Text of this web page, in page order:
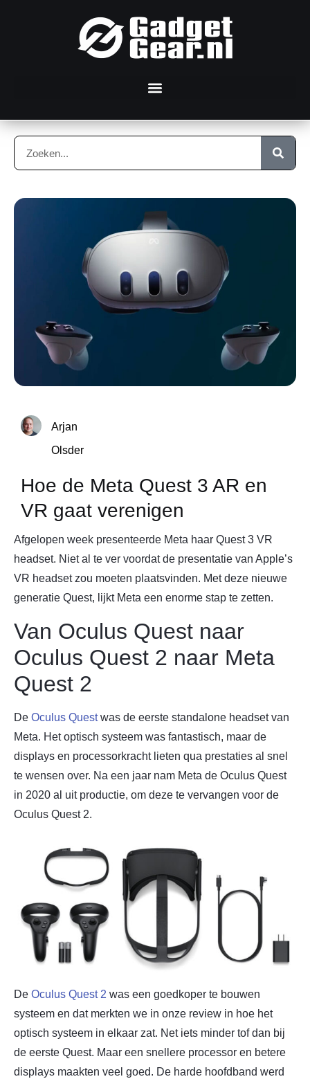
Arjan
Olsder
Hoe de Meta Quest 3 AR en
VR gaat verenigen
Afgelopen week presenteerde Meta haar Quest 3 VR
headset. Niet al te ver voordat de presentatie van Apple’s
VR headset zou moeten plaatsvinden. Met deze nieuwe
generatie Quest, lijkt Meta een enorme stap te zetten.
Van Oculus Quest naar
Oculus Quest 2 naar Meta
Quest 2
De Oculus Questwas de eerste standalone headset van
Meta. Het optisch systeem was fantastisch, maar de
displays en processorkracht lieten qua prestaties al snel
te wensen over. Na een jaar nam Meta de Oculus Quest
in 2020 al uit productie, om deze te vervangen voor de
Oculus Quest 2.
De Oculus Quest 2 was een goedkoper te bouwen
systeem en dat merkten we in onze review in hoe het
optisch systeem in elkaar zat. Net iets minder tof dan bij
de eerste Quest. Maar een snellere processor en betere
displays maakten veel goed. De harde hoofdband werd